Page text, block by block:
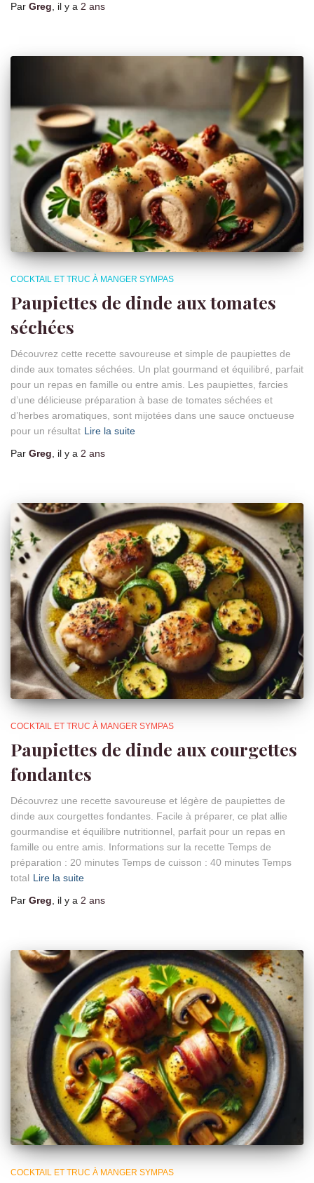
Par Greg, il y a 2 ans
COCKTAIL ET TRUC À MANGER SYMPAS
Paupiettes de dinde aux tomates
séchées
Découvrez cette recette savoureuse et simple de paupiettes de
dinde aux tomates séchées. Un plat gourmand et équilibré, parfait
pour un repas en famille ou entre amis. Les paupiettes, farcies
d’une délicieuse préparation à base de tomates séchées et
d’herbes aromatiques, sont mijotées dans une sauce onctueuse
pour un résultat Lire la suite
Par Greg , il y a 2 ans
COCKTAIL ET TRUC À MANGER SYMPAS
Paupiettes de dinde aux courgettes
fondantes
Découvrez une recette savoureuse et légère de paupiettes de
dinde aux courgettes fondantes. Facile à préparer, ce plat allie
gourmandise et équilibre nutritionnel, parfait pour un repas en
famille ou entre amis. Informations sur la recette Temps de
préparation : 20 minutes Temps de cuisson : 40 minutes Temps
total Lire la suite
Par Greg , il y a 2 ans
COCKTAIL ET TRUC À MANGER SYMPAS